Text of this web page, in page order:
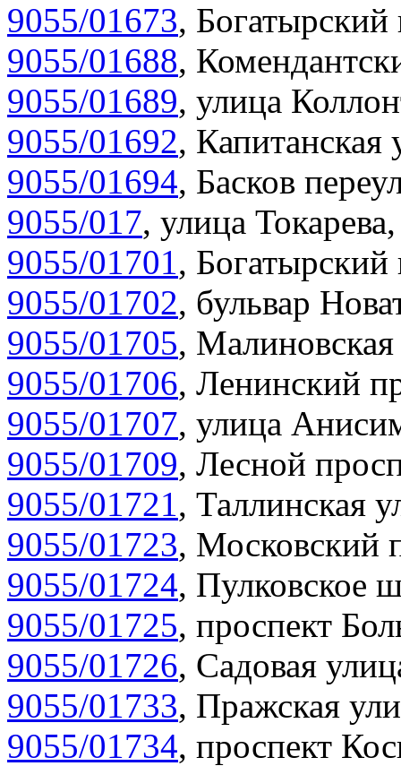
9055/01673, Богатырский
9055/01688,
9055/01689, улица
9055/01692, Капитанская
9055/01694, Басков
9055/017, улица
9055/01701, Богатырский
9055/01702, бульвар
9055/01705,
9055/01706, Ленинский
9055/01707, улица
9055/01709, Лесной
9055/01721, Таллинская
9055/01723, Московский
9055/01724, Пулковское
9055/01725, проспект
9055/01726, Садовая
9055/01733, Пражская
9055/01734, проспект